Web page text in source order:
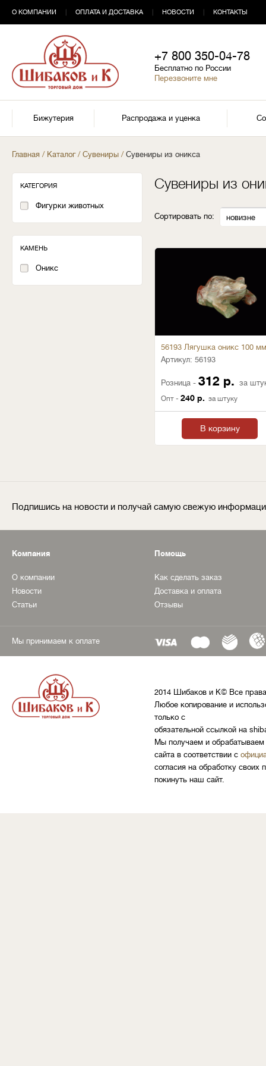
О КОМПАНИИ ОПЛАТА И ДОСТАВКА НОВОСТИ КОНТАКТЫ
+7 800 350-04-78
Бесплатно по России
Перезвоните мне
Бижутерия Распродажа и уценка
Главная / Каталог/ Сувениры / Сувениры из оникса
КАТЕГОРИЯ
Фигурки животных
КАМЕНЬ
Оникс
Сувениры из
Сортировать по: новизне
56193 Лягушка оникс 100 мм
Артикул: 56193
Розница - 312 р. за
Опт - 240 р. за штуку
В корзину
Подпишись на новости и получай самую свежую
Компания
О компании
Новости
Статьи
Помощь
Как сделать заказ
Доставка и оплата
Отзывы
Мы принимаем к оплате
2014 Шибаков и К© Все
Любое копирование и
только с
обязательной ссылкой на
Мы получаем и обрабатываем
сайта в соответствии с
согласия на обработку
покинуть наш сайт.